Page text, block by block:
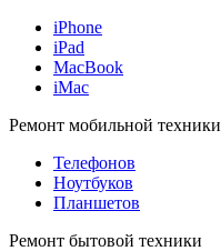
iPhone
iPad
MacBook
iMac
Ремонт мобильной техники
Телефонов
Ноутбуков
Планшетов
Ремонт бытовой техники